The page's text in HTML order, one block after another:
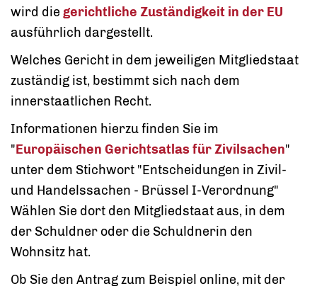
wird die gerichtliche Zuständigkeit in der EU
ausführlich dargestellt.
Welches Gericht in dem jeweiligen Mitgliedstaat
zuständig ist, bestimmt sich nach dem
innerstaatlichen Recht.
Informationen hierzu finden Sie im
"Europäischen Gerichtsatlas für Zivilsachen"
unter dem Stichwort "Entscheidungen in Zivil-
und Handelssachen - Brüssel I-Verordnung"
Wählen Sie dort den Mitgliedstaat aus, in dem
der Schuldner oder die Schuldnerin den
Wohnsitz hat.
Ob Sie den Antrag zum Beispiel online, mit der